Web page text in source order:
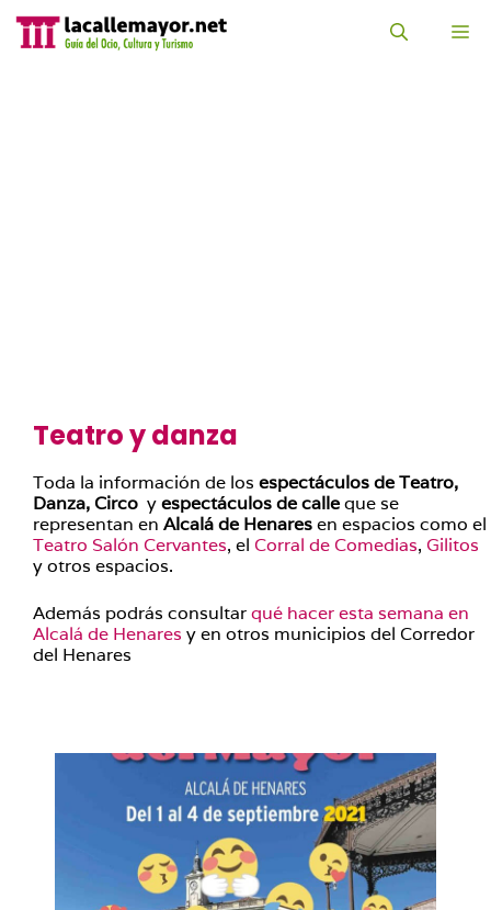
contenido
Teatro y danza
Toda la información de los espectáculos de Teatro,
Danza, Circo yespectáculos de calleque se
representan en Alcalá de Henaresen espacios como el
Teatro Salón Cervantes, el Corral de Comedias, Gilitos
y otros espacios.
Además podrás consultarqué hacer esta semana en
Alcalá de Henares y en otros municipios del Corredor
del Henares